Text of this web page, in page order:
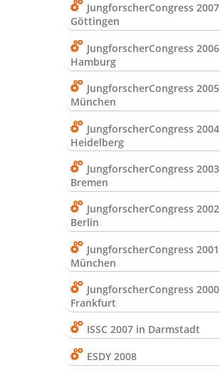
JungforscherCongress 2007
Göttingen
JungforscherCongress 2006
Hamburg
JungforscherCongress 2005
München
JungforscherCongress 2004
Heidelberg
JungforscherCongress 2003
Bremen
JungforscherCongress 2002
Berlin
JungforscherCongress 2001
München
JungforscherCongress 2000
Frankfurt
ISSC 2007 in Darmstadt
ESDY 2008